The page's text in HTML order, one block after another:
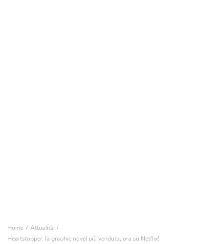
Home
Attualità
Heartstopper: la graphic novel più venduta, ora su Netflix!